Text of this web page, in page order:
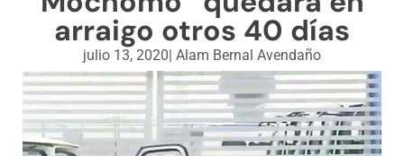
arraigo otros 40 días
julio 13, 2020| Alam Bernal Avendaño